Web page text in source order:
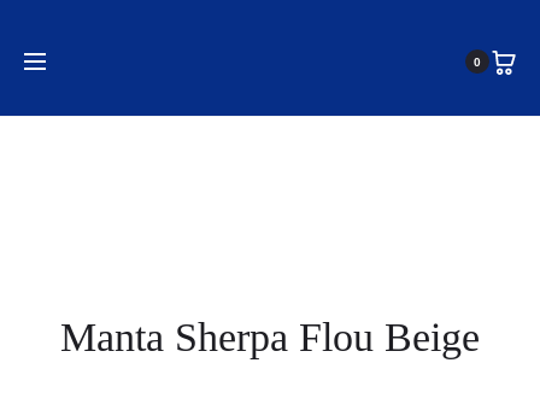
0
Manta Sherpa Flou Beige